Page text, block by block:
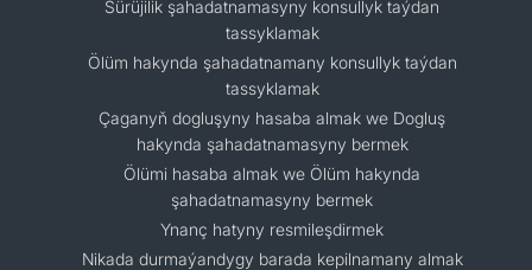
Sürüjilik şahadatnamasyny konsullyk taýdan
tassyklamak
Ölüm hakynda şahadatnamany konsullyk taýdan
tassyklamak
Çaganyň dogluşyny hasaba almak we Dogluş
hakynda şahadatnamasyny bermek
Ölümi hasaba almak we Ölüm hakynda
şahadatnamasyny bermek
Ynanç hatyny resmileşdirmek
Nikada durmaýandygy barada kepilnamany almak